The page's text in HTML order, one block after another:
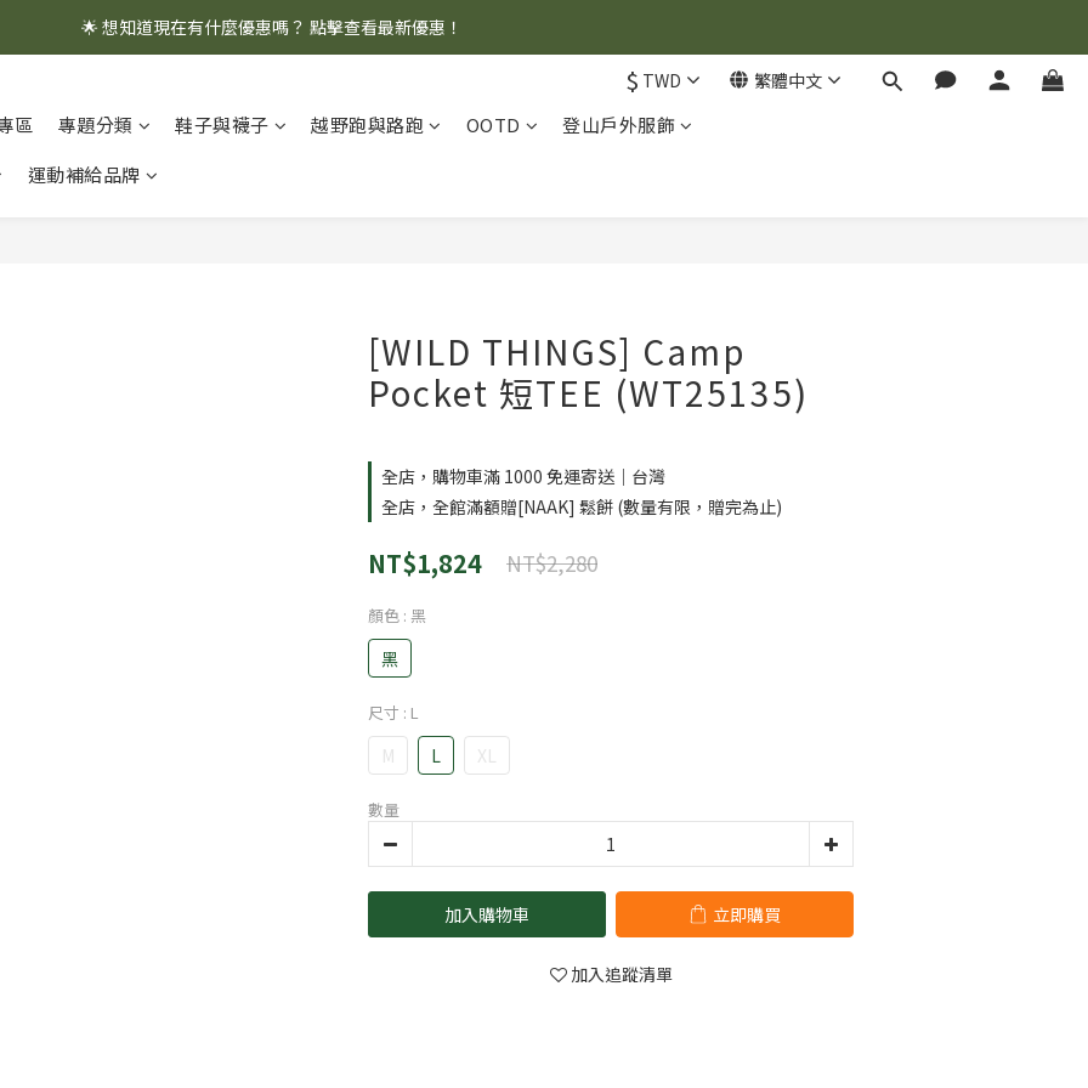
🌟 想知道現在有什麼優惠嗎？ 點擊查看最新優惠！
🌟 想知道現在有什麼優惠嗎？ 點擊查看最新優惠！
🌟 想知道現在有什麼優惠嗎？ 點擊查看最新優惠！
$ TWD 繁體中文
區 專題分類 鞋子與襪子 越野跑與路跑 OOTD
登山戶外服飾
運動補給品牌
[WILD THINGS] Camp
Pocket 短TEE (WT25135)
全店，購物車滿 1000 免運寄送｜台灣
全店，全館滿額贈[NAAK] 鬆餅 (數量有限，贈完為止)
NT$1,824 NT$2,280
顏色 : 黑
黑
尺寸 : L
M L XL
數量
加入購物車 立即購買
加入追蹤清單